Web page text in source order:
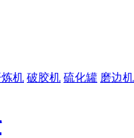
机 破胶机 硫化罐 磨边机